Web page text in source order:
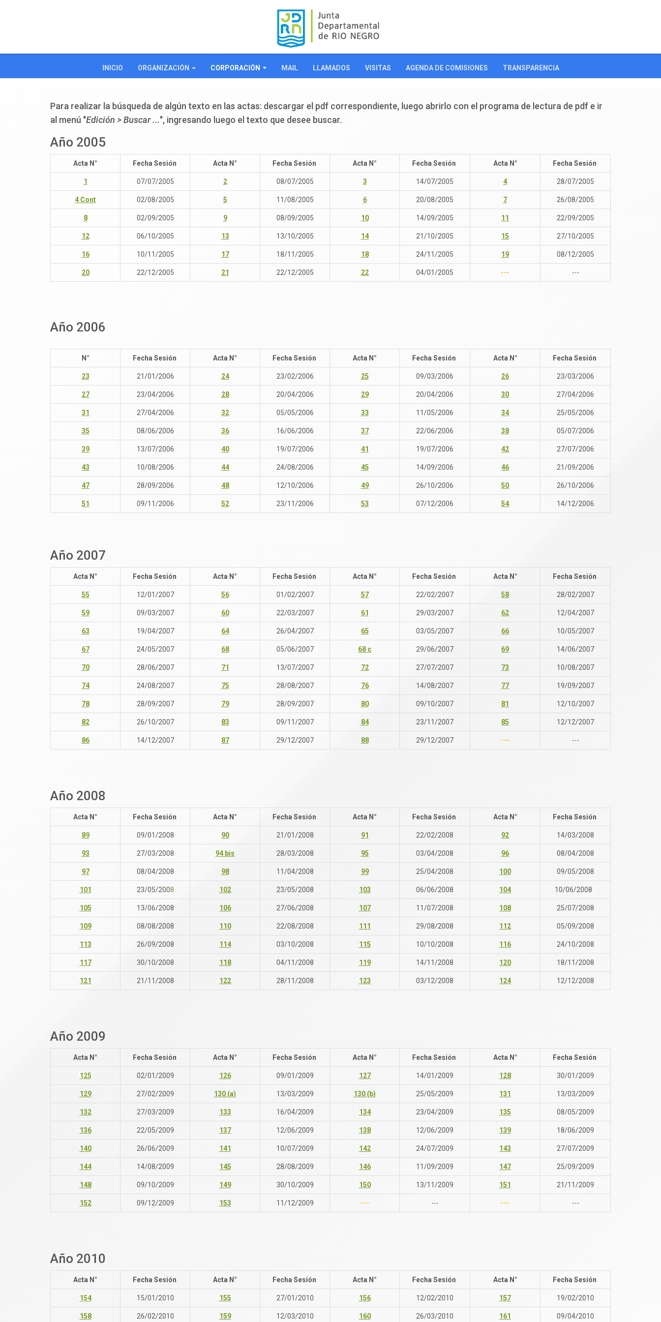
INICIO ORGANIZACIÓN CORPORACIÓN MAIL LLAMADOS VISITAS AGENDA DE COMISIONES TRANSPARENCIA
Para realizar la búsqueda de algún texto en las actas: descargar el pdf correspondiente, luego abrirlo con el programa de lectura de pdf e ir
al menú "Edición > Buscar ...", ingresando luego el texto que desee buscar.
Año 2005
Acta N° Fecha Sesión Acta N° Fecha Sesión Acta N° Fecha Sesión Acta N° Fecha Sesión
1 07/07/2005 2 08/07/2005 3 14/07/2005 4 28/07/2005
4 Cont 02/08/2005 5 11/08/2005 6 20/08/2005 7 26/08/2005
8 02/09/2005 9 08/09/2005 10 14/09/2005 11 22/09/2005
12 06/10/2005 13 13/10/2005 14 21/10/2005 15 27/10/2005
16 10/11/2005 17 18/11/2005 18 24/11/2005 19 08/12/2005
20 22/12/2005 21 22/12/2005 22 04/01/2005 --- ---
Año 2006
N° Fecha Sesión Acta N° Fecha Sesión Acta N° Fecha Sesión Acta N° Fecha Sesión
23 21/01/2006 24 23/02/2006 25 09/03/2006 26 23/03/2006
27 23/04/2006 28 20/04/2006 29 20/04/2006 30 27/04/2006
31 27/04/2006 32 05/05/2006 33 11/05/2006 34 25/05/2006
35 08/06/2006 36 16/06/2006 37 22/06/2006 38 05/07/2006
39 13/07/2006 40 19/07/2006 41 19/07/2006 42 27/07/2006
43 10/08/2006 44 24/08/2006 45 14/09/2006 46 21/09/2006
47 28/09/2006 48 12/10/2006 49 26/10/2006 50 26/10/2006
51 09/11/2006 52 23/11/2006 53 07/12/2006 54 14/12/2006
Año 2007
Acta N° Fecha Sesión Acta N° Fecha Sesión Acta N° Fecha Sesión Acta N° Fecha Sesión
55 12/01/2007 56 01/02/2007 57 22/02/2007 58 28/02/2007
59 09/03/2007 60 22/03/2007 61 29/03/2007 62 12/04/2007
63 19/04/2007 64 26/04/2007 65 03/05/2007 66 10/05/2007
67 24/05/2007 68 05/06/2007 68 c 29/06/2007 69 14/06/2007
70 28/06/2007 71 13/07/2007 72 27/07/2007 73 10/08/2007
74 24/08/2007 75 28/08/2007 76 14/08/2007 77 19/09/2007
78 28/09/2007 79 28/09/2007 80 09/10/2007 81 12/10/2007
82 26/10/2007 83 09/11/2007 84 23/11/2007 85 12/12/2007
86 14/12/2007 87 29/12/2007 88 29/12/2007 --- ---
Año 2008
Acta N° Fecha Sesión Acta N° Fecha Sesión Acta N° Fecha Sesión Acta N° Fecha Sesión
89 09/01/2008 90 21/01/2008 91 22/02/2008 92 14/03/2008
93 27/03/2008 94 bis 28/03/2008 95 03/04/2008 96 08/04/2008
97 08/04/2008 98 11/04/2008 99 25/04/2008 100 09/05/2008
101 23/05/2008 102 23/05/2008 103 06/06/2008 104 10/06/2008
105 13/06/2008 106 27/06/2008 107 11/07/2008 108 25/07/2008
109 08/08/2008 110 22/08/2008 111 29/08/2008 112 05/09/2008
113 26/09/2008 114 03/10/2008 115 10/10/2008 116 24/10/2008
117 30/10/2008 118 04/11/2008 119 14/11/2008 120 18/11/2008
121 21/11/2008 122 28/11/2008 123 03/12/2008 124 12/12/2008
Año 2009
Acta N° Fecha Sesión Acta N° Fecha Sesión Acta N° Fecha Sesión Acta N° Fecha Sesión
125 02/01/2009 126 09/01/2009 127 14/01/2009 128 30/01/2009
129 27/02/2009 130 (a) 13/03/2009 130 (b) 25/05/2009 131 13/03/2009
132 27/03/2009 133 16/04/2009 134 23/04/2009 135 08/05/2009
136 22/05/2009 137 12/06/2009 138 12/06/2009 139 18/06/2009
140 26/06/2009 141 10/07/2009 142 24/07/2009 143 27/07/2009
144 14/08/2009 145 28/08/2009 146 11/09/2009 147 25/09/2009
148 09/10/2009 149 30/10/2009 150 13/11/2009 151 21/11/2009
152 09/12/2009 153 11/12/2009 --- --- --- ---
Año 2010
Acta N° Fecha Sesión Acta N° Fecha Sesión Acta N° Fecha Sesión Acta N° Fecha Sesión
154 15/01/2010 155 27/01/2010 156 12/02/2010 157 19/02/2010
158 26/02/2010 159 12/03/2010 160 26/03/2010 161 09/04/2010